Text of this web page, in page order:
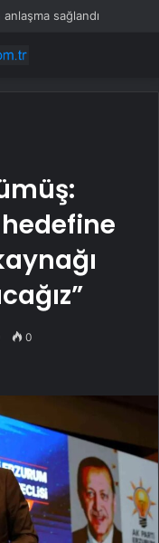
sağlandı
0